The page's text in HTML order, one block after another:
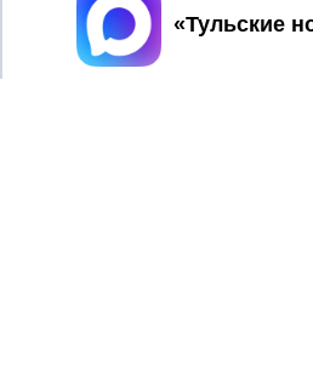
Принять